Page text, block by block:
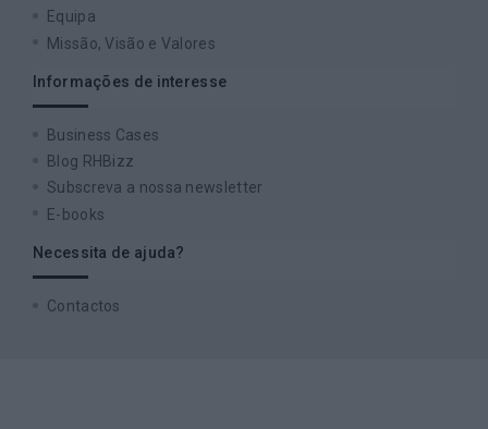
Equipa
Missão, Visão e Valores
Informações de interesse
Business Cases
Blog RHBizz
Subscreva a nossa newsletter
E-books
Necessita de ajuda?
Contactos